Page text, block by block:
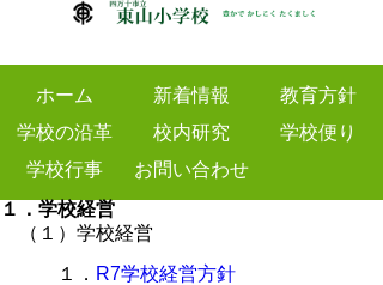
ホーム 新着情報
教育方針
学校の沿革
校内研究
学校便り
学校行事
お問い合わせ
１．学校経営
（１）学校経営
１． R7学校経営方針